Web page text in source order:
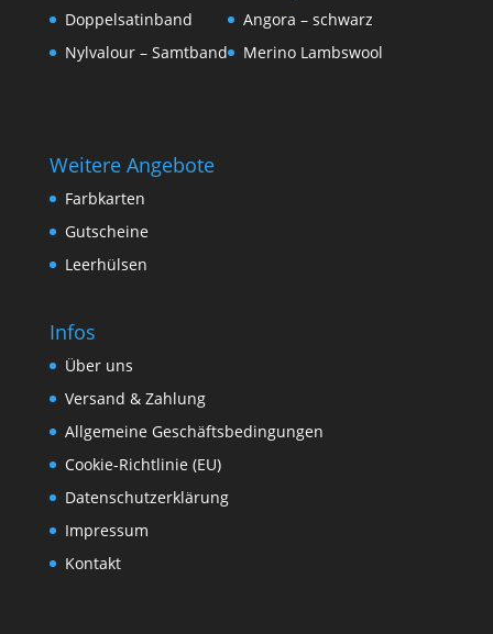
Doppelsatinband
Nylvalour – Samtband
Angora – schwarz
Merino Lambswool
Weitere Angebote
Farbkarten
Gutscheine
Leerhülsen
Infos
Über uns
Versand & Zahlung
Allgemeine Geschäftsbedingungen
Cookie-Richtlinie (EU)
Datenschutzerklärung
Impressum
Kontakt